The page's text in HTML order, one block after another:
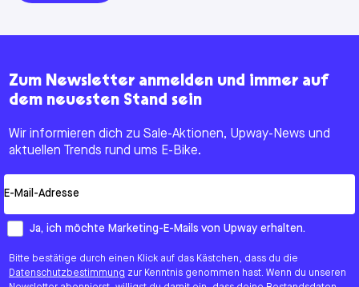
Zum Newsletter anmelden und immer auf
dem neuesten Stand sein
Wir informieren dich zu Sale-Aktionen, Upway-News und
aktuellen Trends rund ums E-Bike.
Email
How would you like to hear from us?
Ja, ich möchte Marketing-E-Mails von Upway erhalten.
Bitte bestätige durch einen Klick auf das Kästchen, dass du die
Datenschutzbestimmung zur Kenntnis genommen hast. Wenn du unseren